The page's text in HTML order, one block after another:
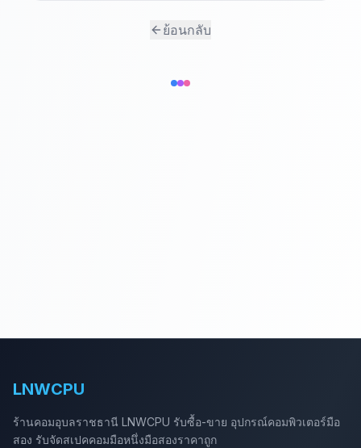
ย้อนกลับ
LNWCPU
ร้านคอมอุบลราชธานี LNWCPU รับซื้อ-ขาย อุปกรณ์คอมพิวเตอร์มือ
สอง รับจัดสเปคคอมมือหนึ่งมือสองราคาถูก